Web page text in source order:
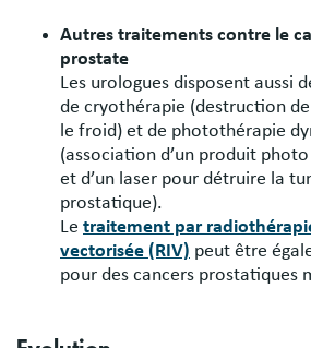
Autres traitements contre le
prostate
Les urologues disposent aussi
de cryothérapie (destruction
le froid) et de photothérapie
(association d’un produit
et d’un laser pour détruire la
prostatique).
Le traitement par
vectorisée (RIV) peut être
pour des cancers prostatiques